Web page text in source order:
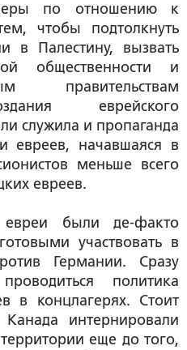
по отношению к
чтобы подтолкнуть
в Палестину, вызвать
общественности и
правительствам
еврейского
служила и пропаганда
евреев, начавшаяся в
меньше всего
евреев.
были де-факто
участвовать в
Германии. Сразу
политика
в концлагерях. Стоит
интернировали
еще до того,